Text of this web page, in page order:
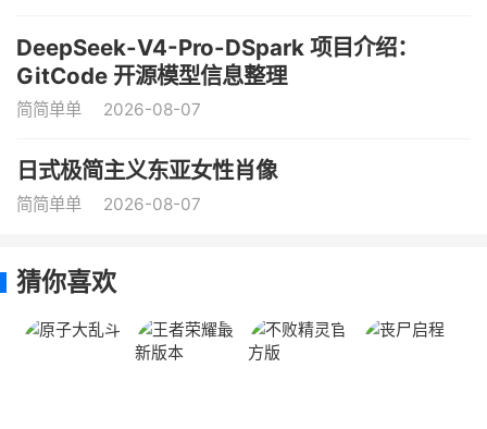
DeepSeek-V4-Pro-DSpark 项目介绍：
GitCode 开源模型信息整理
简简单单 2026-08-07
日式极简主义东亚女性肖像
简简单单 2026-08-07
猜你喜欢